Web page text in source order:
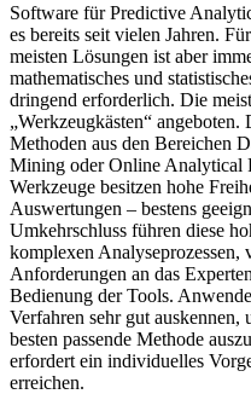
Software für Predictive
es bereits seit vielen Jahren.
meisten Lösungen ist aber
mathematisches und
dringend erforderlich. Die
„Werkzeugkästen“
Methoden aus den Bereichen
Mining oder Online Analytical
Werkzeuge besitzen hohe
Auswertungen – bestens
Umkehrschluss führen diese
komplexen Analyseprozessen,
Anforderungen an das
Bedienung der Tools.
Verfahren sehr gut
besten passende Methode
erfordert ein individuelles
erreichen.